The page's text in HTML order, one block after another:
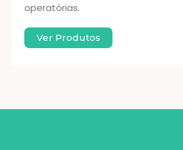
operatórias.
Ver Produtos